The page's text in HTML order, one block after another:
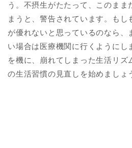
う。不摂生がたたって、このまま
まうと、警告されています。もし
が優れないと思っているのなら、
い場合は医療機関に行くようにし
を機に、崩れてしまった生活リズ
の生活習慣の見直しを始めましょ